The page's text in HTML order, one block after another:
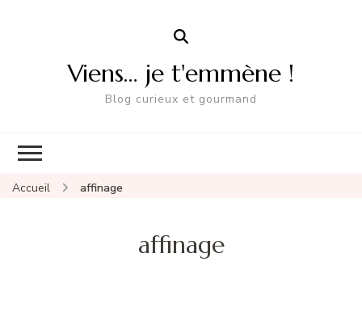
Viens… je t'emmène !
Blog curieux et gourmand
Accueil affinage
affinage